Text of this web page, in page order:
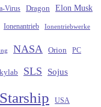
Virus Dragon Elon Musk
Ionenantrieb Ionentriebwerke
NASA Orion PC
SLS Sojus
Starship USA